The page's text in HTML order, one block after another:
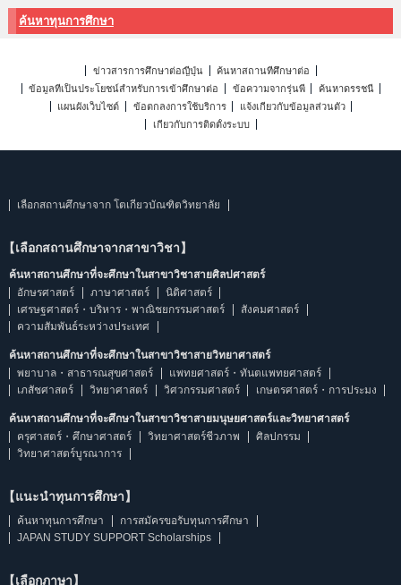
ค้นหาทุนการศึกษา
ข่าวสารการศึกษาต่อญี่ปุ่น
ค้นหาสถานที่ศึกษาต่อ
ข้อมูลที่เป็นประโยชน์สำหรับการเข้าศึกษาต่อ
ข้อความจากรุ่นพี่
ค้นหาดรรชนี
แผนผังเว็บไซต์
ข้อตกลงการใช้บริการ
แจ้งเกี่ยวกับข้อมูลส่วนตัว
เกี่ยวกับการติดตั้งระบบ
เลือกสถานศึกษาจาก โตเกียวบัณฑิตวิทยาลัย
【เลือกสถานศึกษาจากสาขาวิชา】
ค้นหาสถานศึกษาที่จะศึกษาในสาขาวิชาสายศิลปศาสตร์
อักษรศาสตร์
ภาษาศาสตร์
นิติศาสตร์
เศรษฐศาสตร์・บริหาร・พาณิชยกรรมศาสตร์
สังคมศาสตร์
ความสัมพันธ์ระหว่างประเทศ
ค้นหาสถานศึกษาที่จะศึกษาในสาขาวิชาสายวิทยาศาสตร์
พยาบาล・สาธารณสุขศาสตร์
แพทยศาสตร์・ทันตแพทยศาสตร์
เภสัชศาสตร์
วิทยาศาสตร์ วิศวกรรมศาสตร์ เกษตรศาสตร์・การประมง
ค้นหาสถานศึกษาที่จะศึกษาในสาขาวิชาสายมนุษยศาสตร์และวิทยาศาสตร์
ครุศาสตร์・ศึกษาศาสตร์
วิทยาศาสตร์ชีวภาพ
ศิลปกรรม
วิทยาศาสตร์บูรณาการ
【แนะนำทุนการศึกษา】
ค้นหาทุนการศึกษา
การสมัครขอรับทุนการศึกษา
JAPAN STUDY SUPPORT Scholarships
【เลือกภาษา】